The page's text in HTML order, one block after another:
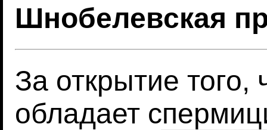
Шнобелевская
За открытие того,
обладает